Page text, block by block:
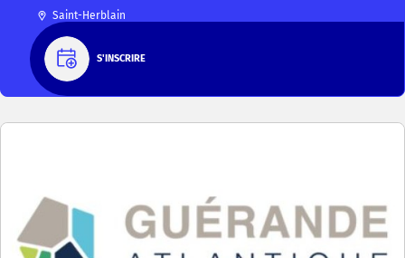
Saint-Herblain
S'INSCRIRE